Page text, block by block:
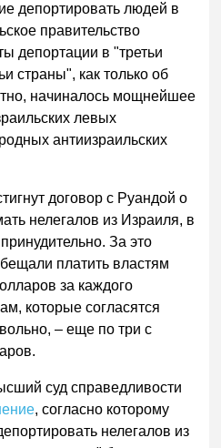
депортировать людей в
правительство
депортации в "третьи
страны", как только об
начиналось мощнейшее
левых
антиизраильских
договор с Руандой о
нелегалов из Израиля, в
За это
платить властям
за каждого
которые согласятся
– еще по три с
суд справедливости
, согласно которому
нелегалов из